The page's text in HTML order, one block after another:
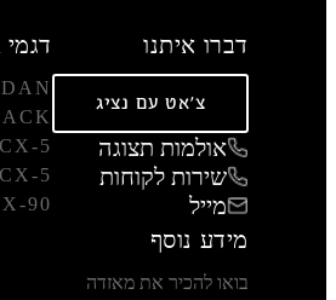
דברו איתנו
צ'אט עם נציג
אולמות תצוגה
שירות לקוחות
מייל
דגמי MAZDA
5
5
90
מידע נוסף
בואו להכיר את מאזדה